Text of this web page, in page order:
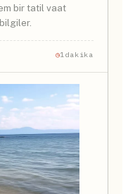
bir tatil vaat
1dakika